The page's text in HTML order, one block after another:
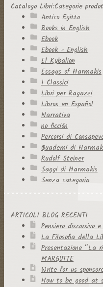
Catalogo Libri:Categorie
Antico Egitto
Books in English
Ebook
Ebook - English
El Kybalion
Essays of Harmakis
I Classici
Libri per Ragazzi
Libros en Español
Narrativa
no ficción
Percorsi di
Quaderni di
Rudolf Steiner
Saggi di Harmakis
Senza categoria
ARTICOLI BLOG RECENTI
Pensiero discorsivo
La Filosofia della
Presentazione “La
MARGUTTE
Write for us
How to be good at